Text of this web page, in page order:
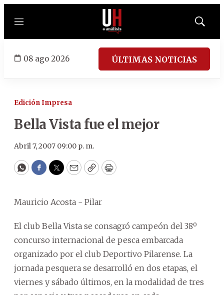
Menú
Mostrar
08 ago 2026 ÚLTIMAS NOTICIAS
Edición Impresa
Bella Vista fue el mejor
Abril 7, 2007 09:00 p. m.
WhatsApp
Facebook
Twitter
EmailCopyPrint
Mauricio Acosta - Pilar
El club Bella Vista se consagró campeón del 38º
concurso internacional de pesca embarcada
organizado por el club Deportivo Pilarense. La
jornada pesquera se desarrolló en dos etapas, el
viernes y sábado últimos, en la modalidad de tres